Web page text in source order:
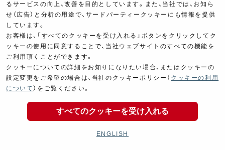
2,240(税込￥2,464)
イベントスケジュール
ツーリングブレイクタイム
製品ポスター
Copyright ©YOSHIMURA JAPAN Co,Ltd. All Rights
るサービスの向上、改善を目的としています。また、当社では、お知ら
せ（広告）と分析の用途で、サードパーティークッキーにも情報を提供
しています。
お客様は、「すべてのクッキーを受け入れる」ボタンをクリックしてク
ッキーの使用に同意することで、当社ウェブサイトのすべての機能を
ご利用頂くことができます。
クッキーについての詳細をお知りになりたい場合、またはクッキーの
設定変更をご希望の場合は、当社のクッキーポリシー（ クッキーの利用
について ）をご覧ください。
すべてのクッキーを受け入れる
ENGLISH